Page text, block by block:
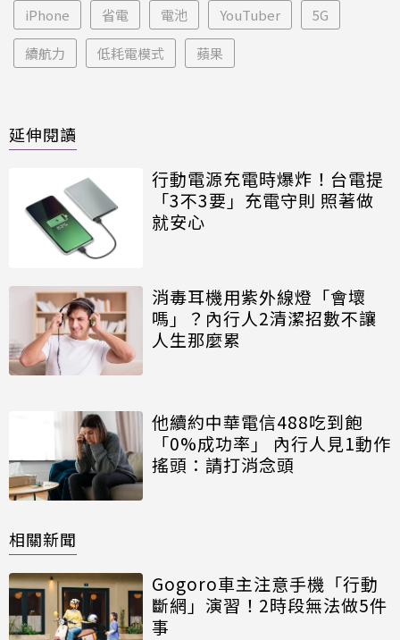
iPhone 省電 電池 YouTuber 5G
續航力 低耗電模式 蘋果
延伸閱讀
行動電源充電時爆炸！台電提
「3不3要」充電守則 照著做
就安心
消毒耳機用紫外線燈「會壞
嗎」？內行人2清潔招數不讓
人生那麼累
他續約中華電信488吃到飽
「0%成功率」 內行人見1動作
搖頭：請打消念頭
相關新聞
Gogoro車主注意手機「行動
斷網」演習！2時段無法做5件
事